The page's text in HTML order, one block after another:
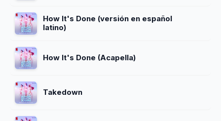
How It's Done (versión en español
latino)
How It's Done (Acapella)
Takedown